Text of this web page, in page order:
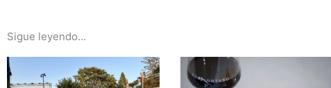
Sigue leyendo...